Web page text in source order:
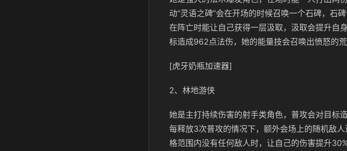
动“灵语之碑”会在开场的时候召唤一个石碑，石
在阵亡时能让自己获得一层汲取，汲取会提升自
标造成962点法伤，她的能量技会召唤出愤怒的
[虎牙奶瓶加速器]
2、林地游侠
她是主打持续伤害的射手类角色，普攻会对目标
每释放3次普攻的情况下，额外会场上的随机敌
格范围内没有任何敌人时，让自己的伤害提升